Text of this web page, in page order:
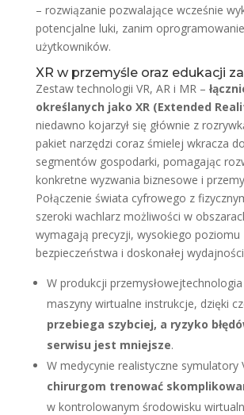
– rozwiązanie pozwalające wcześnie
potencjalne luki, zanim
użytkowników.
XR w przemyśle oraz edukacji
Zestaw technologii VR, AR i MR –
określanych jako XR (Extended
niedawno kojarzył się głównie z
pakiet narzędzi coraz śmielej wkracza
segmentów gospodarki, pomagając
konkretne wyzwania biznesowe i
Połączenie świata cyfrowego z
szeroki wachlarz możliwości w
wymagają precyzji, wysokiego poziomu
bezpieczeństwa i doskonałej
W produkcji przemysłowejtechnologia
maszyny wirtualne instrukcje, dzięki
przebiega szybciej, a ryzyko
serwisu jest mniejsze.
W medycynie realistyczne symulatory
chirurgom trenować
w kontrolowanym środowisku